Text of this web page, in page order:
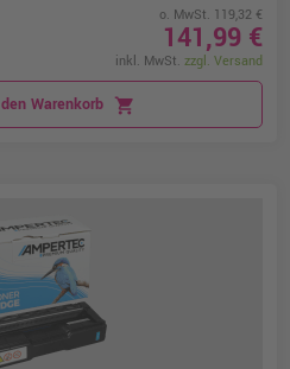
o. MwSt. 119,32 €
141,99 €
inkl. MwSt. zzgl. Versand
Warenkorb shopping_cart